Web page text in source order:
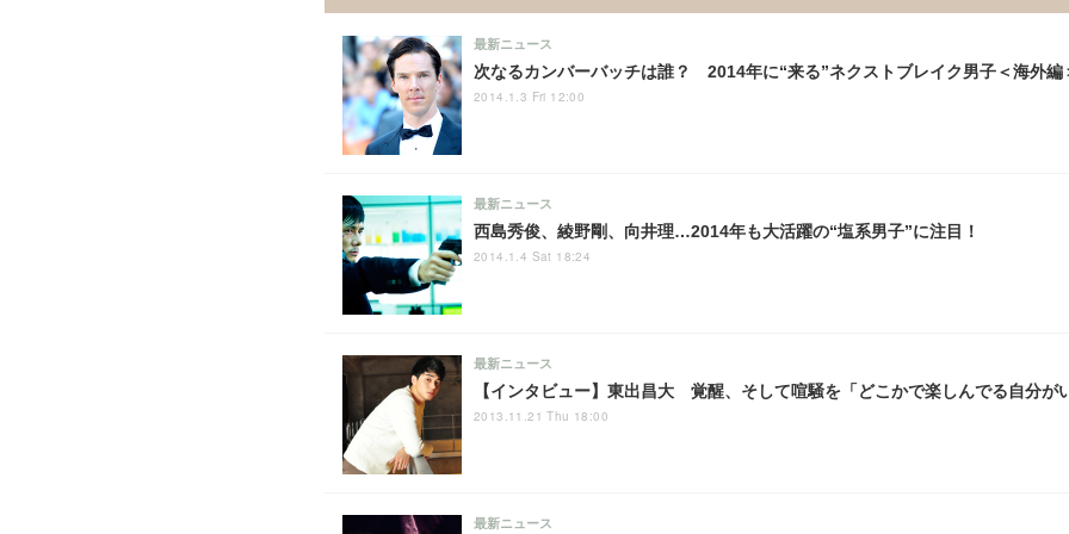
次なるカンバーバッチは誰？ 2014年に“来る”ネクストブレイク男子＜海外編
最新ニュース
2014.1.3 Fri 12:00
西島秀俊、綾野剛、向井理…2014年も大活躍の“塩系男子”に注目！
最新ニュース
2014.1.4 Sat 18:24
【インタビュー】東出昌大 覚醒、そして喧騒を「どこかで楽しんでる自分が
最新ニュース
2013.11.21 Thu 18:00
最新ニュース